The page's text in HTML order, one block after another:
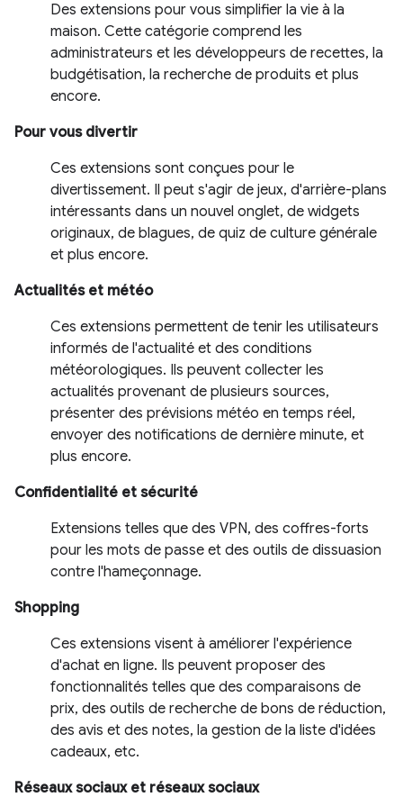
Des extensions pour vous simplifier la vie à la
maison. Cette catégorie comprend les
administrateurs et les développeurs de recettes, la
budgétisation, la recherche de produits et plus
encore.
Pour vous divertir
Ces extensions sont conçues pour le
divertissement. Il peut s'agir de jeux, d'arrière-plans
intéressants dans un nouvel onglet, de widgets
originaux, de blagues, de quiz de culture générale
et plus encore.
Actualités et météo
Ces extensions permettent de tenir les utilisateurs
informés de l'actualité et des conditions
météorologiques. Ils peuvent collecter les
actualités provenant de plusieurs sources,
présenter des prévisions météo en temps réel,
envoyer des notifications de dernière minute, et
plus encore.
Confidentialité et sécurité
Extensions telles que des VPN, des coffres-forts
pour les mots de passe et des outils de dissuasion
contre l'hameçonnage.
Shopping
Ces extensions visent à améliorer l'expérience
d'achat en ligne. Ils peuvent proposer des
fonctionnalités telles que des comparaisons de
prix, des outils de recherche de bons de réduction,
des avis et des notes, la gestion de la liste d'idées
cadeaux, etc.
Réseaux sociaux et réseaux sociaux